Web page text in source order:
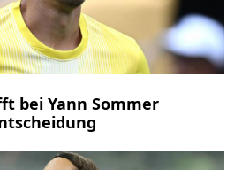
bei Yann Sommer